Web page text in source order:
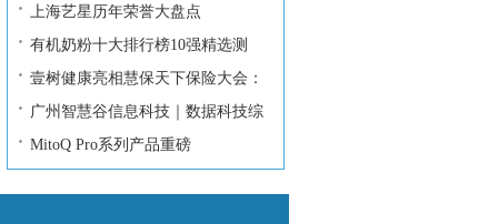
上海艺星历年荣誉大盘点
有机奶粉十大排行榜10强精选测
壹树健康亮相慧保天下保险大会：
广州智慧谷信息科技｜数据科技综
MitoQ Pro系列产品重磅